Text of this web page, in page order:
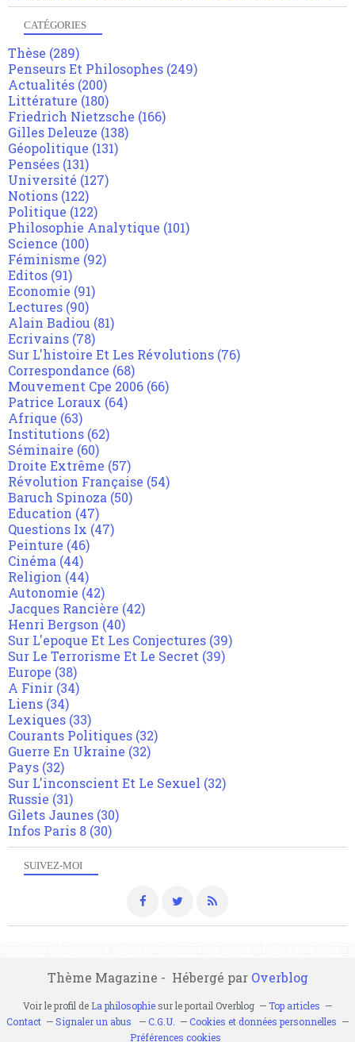
SUIVEZ-MOI
CATÉGORIES
Thèse (289)
Penseurs Et Philosophes (249)
Actualités (200)
Littérature (180)
Friedrich Nietzsche (166)
Gilles Deleuze (138)
Géopolitique (131)
Pensées (131)
Université (127)
Notions (122)
Politique (122)
Philosophie Analytique (101)
Science (100)
Féminisme (92)
Editos (91)
Economie (91)
Lectures (90)
Alain Badiou (81)
Ecrivains (78)
Sur L'histoire Et Les Révolutions (76)
Correspondance (68)
Mouvement Cpe 2006 (66)
Patrice Loraux (64)
Afrique (63)
Institutions (62)
Séminaire (60)
Droite Extrême (57)
Révolution Française (54)
Baruch Spinoza (50)
Education (47)
Questions Ix (47)
Peinture (46)
Cinéma (44)
Religion (44)
Autonomie (42)
Jacques Rancière (42)
Henri Bergson (40)
Sur L'epoque Et Les Conjectures (39)
Sur Le Terrorisme Et Le Secret (39)
Europe (38)
A Finir (34)
Liens (34)
Lexiques (33)
Courants Politiques (32)
Guerre En Ukraine (32)
Pays (32)
Sur L'inconscient Et Le Sexuel (32)
Russie (31)
Gilets Jaunes (30)
Infos Paris 8 (30)
Thème Magazine - Hébergé par Overblog
Voir le profil de La philosophiesur le portail Overblog
Top articles
Contact
Signaler un abus C.G.U.
Cookies et données personnelles
Préférences cookies